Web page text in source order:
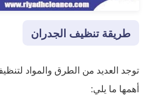
طريقة تنظيف الجدران
توجد العديد من الطرق والمواد
أهمها ما يلي: